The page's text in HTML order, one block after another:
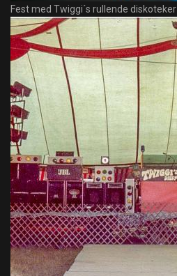
Fest med Twiggi´s rullende diskoteker